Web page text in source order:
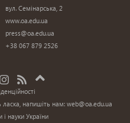
вул. Семінарська, 2
www.oa.edu.ua
press@oa.edu.ua
+38 067 879 2526
ласка, напишіть нам:web@oa.edu.ua
і науки України